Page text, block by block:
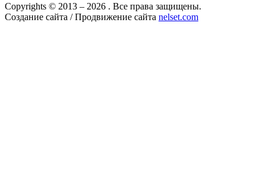
Copyrights © 2013 – 2026 . Все права защищены.
Создание сайта / Продвижение сайта nelset.com